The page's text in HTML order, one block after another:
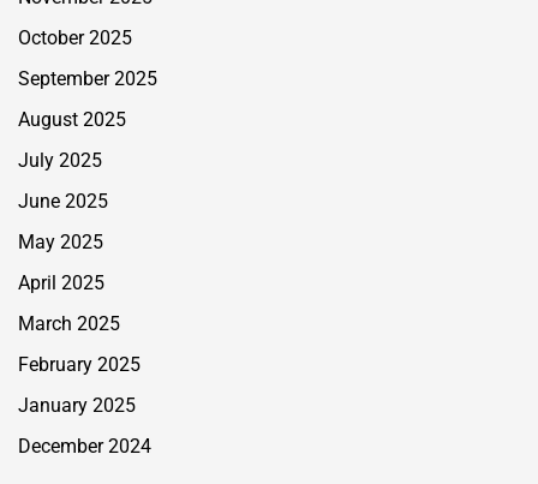
October 2025
September 2025
August 2025
July 2025
June 2025
May 2025
April 2025
March 2025
February 2025
January 2025
December 2024